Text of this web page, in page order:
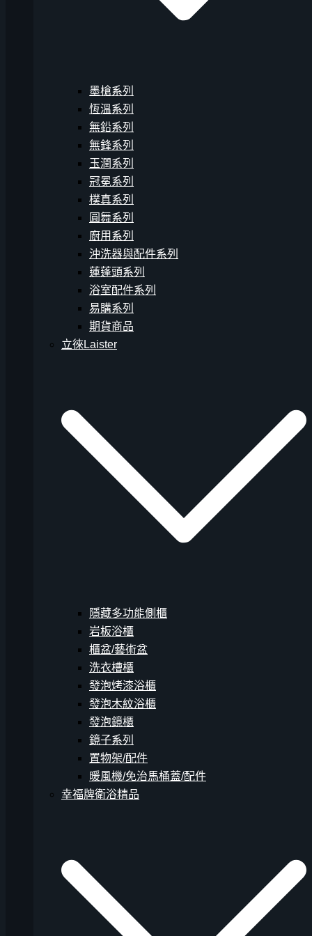
墨槍系列
恆溫系列
無鉛系列
無鋒系列
玉潤系列
冠冕系列
樸真系列
圓舞系列
廚用系列
沖洗器與配件系列
蓮蓬頭系列
浴室配件系列
易購系列
期貨商品
立徠Laister
隱藏多功能側櫃
岩板浴櫃
櫃盆/藝術盆
洗衣槽櫃
發泡烤漆浴櫃
發泡木紋浴櫃
發泡鏡櫃
鏡子系列
置物架/配件
暖風機/免治馬桶蓋/配件
幸福牌衛浴精品